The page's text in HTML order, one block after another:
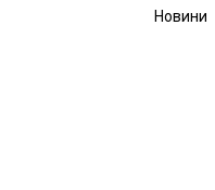
Новини